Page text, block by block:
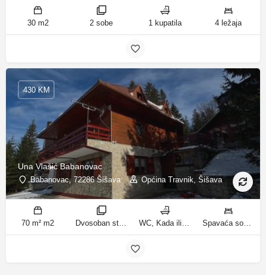
30 m2 2 sobe 1 kupatila 4 ležaja
Una Vlašić Babanovac
Babanovac, 72286 Šišava Općina Travnik, Šišava
430 KM
70 m² m2 Dvosoban stan sa pogledom na planinu, Trosoban stan sa pogledom na planinu sobe WC, Kada ili tuš kupatila Spavaća soba 1: 1 krevet za jednu osobu | Spavaća soba 2: 1 krevet na kat | Dnevni boravak: 1 kauč na razvlačenje | Spavaća soba 2: 2 kreveta na kat | Spavaća soba 3: 2 francuska bračna kreveta ležaja